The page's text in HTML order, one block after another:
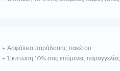
+ Ἀσφάλεια παράδοσης πακέτου
+ Έκπτωση 10% στις επόμενες παραγγελίες